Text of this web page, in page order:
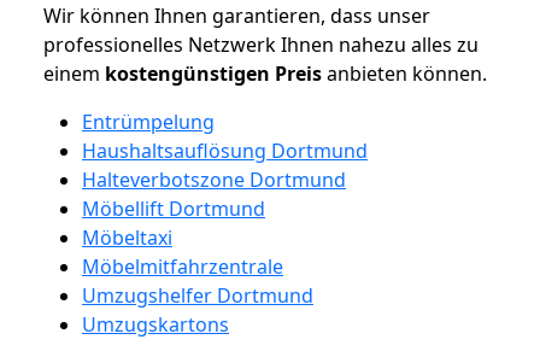
Wir können Ihnen garantieren, dass unser
professionelles Netzwerk Ihnen nahezu alles zu
einem kostengünstigen Preisanbieten können.
Entrümpelung
Haushaltsauflösung Dortmund
Halteverbotszone Dortmund
Möbellift Dortmund
Möbeltaxi
Möbelmitfahrzentrale
Umzugshelfer Dortmund
Umzugskartons